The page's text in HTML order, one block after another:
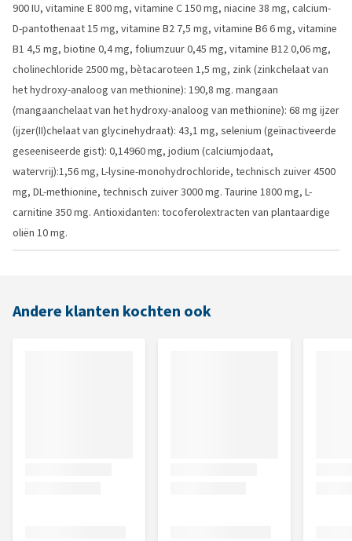
900 IU, vitamine E 800 mg, vitamine C 150 mg, niacine 38 mg, calcium-
D-pantothenaat 15 mg, vitamine B2 7,5 mg, vitamine B6 6 mg, vitamine
B1 4,5 mg, biotine 0,4 mg, foliumzuur 0,45 mg, vitamine B12 0,06 mg,
cholinechloride 2500 mg, bètacaroteen 1,5 mg, zink (zinkchelaat van
het hydroxy-analoog van methionine): 190,8 mg. mangaan
(mangaanchelaat van het hydroxy-analoog van methionine): 68 mg ijzer
(ijzer(II)chelaat van glycinehydraat): 43,1 mg, selenium (geïnactiveerde
geseeniseerde gist): 0,14960 mg, jodium (calciumjodaat,
watervrij):1,56 mg, L-lysine-monohydrochloride, technisch zuiver 4500
mg, DL-methionine, technisch zuiver 3000 mg. Taurine 1800 mg, L-
carnitine 350 mg. Antioxidanten: tocoferolextracten van plantaardige
oliën 10 mg.
Andere klanten kochten ook